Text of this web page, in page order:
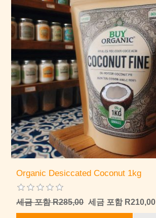
Organic Desiccated Coconut 1kg
세금 포함 R285,00 세금 포함 R210,00